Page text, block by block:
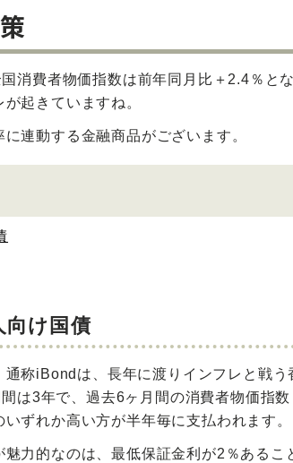
消費者物価指数は前年同月比＋2.4％と
起きていますね。
連動する金融商品がございます。
向け国債
称iBondは、長年に渡りインフレと戦う
は3年で、過去6ヶ月間の消費者物価指
ずれか高い方が半年毎に支払われます。
力的なのは、最低保証金利が2％あるこ